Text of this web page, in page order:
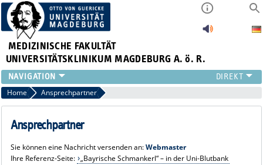
MEDIZINISCHE FAKULTÄT
UNIVERSITÄTSKLINIKUM MAGDEBURG A. ö. R.
INSTITUTE
KLINIKEN
ZENTRALE EINRICHTUNGEN
PRESSE
Home Ansprechpartner
Ansprechpartner
Sie können eine Nachricht versenden an:Webmaster
Ihre Referenz-Seite: „Bayrische Schmankerl“ – in der Uni-Blutbank